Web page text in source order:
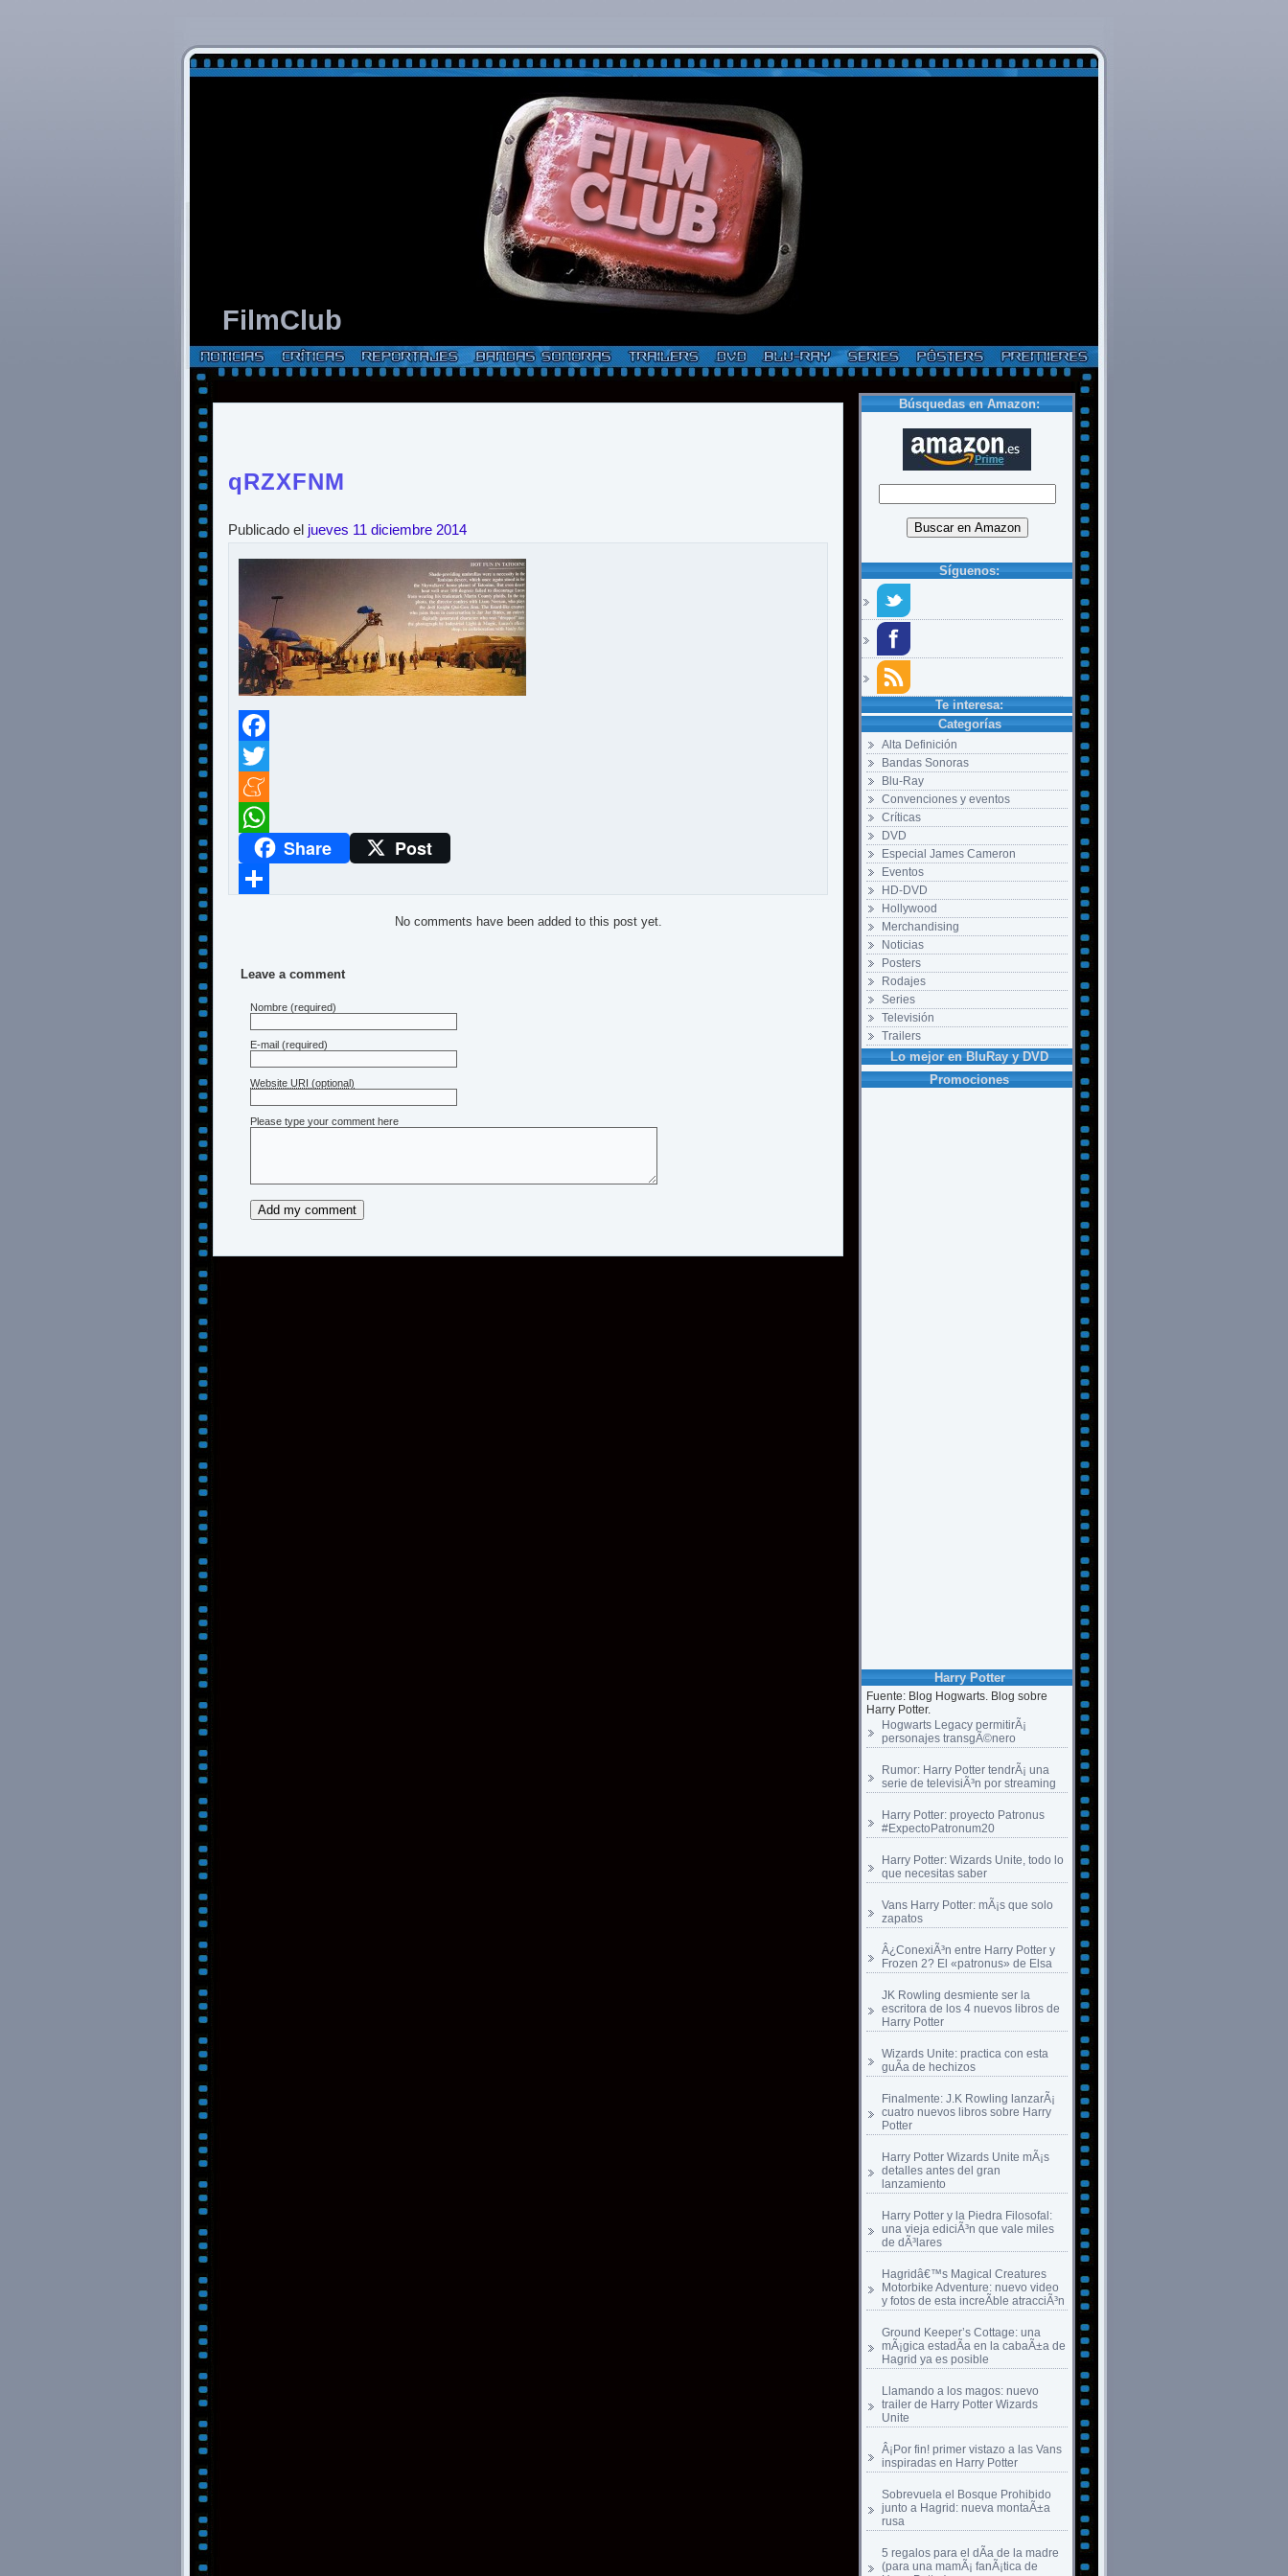
FilmClub
Búsquedas en Amazon:
Síguenos:
Te interesa:
Categorías
Alta Definición
Bandas Sonoras
Blu-Ray
Convenciones y eventos
Críticas
DVD
Especial James Cameron
Eventos
HD-DVD
Hollywood
Merchandising
Noticias
Posters
Rodajes
Series
Televisión
Trailers
Lo mejor en BluRay y DVD
Promociones
Harry Potter
Fuente: Blog Hogwarts. Blog sobre
Harry Potter.
Hogwarts Legacy permitirÃ¡
personajes transgÃ©nero
Rumor: Harry Potter tendrÃ¡ una
serie de televisiÃ³n por streaming
Harry Potter: proyecto Patronus
#ExpectoPatronum20
Harry Potter: Wizards Unite, todo lo
que necesitas saber
Vans Harry Potter: mÃ¡s que solo
zapatos
Â¿ConexiÃ³n entre Harry Potter y
Frozen 2? El «patronus» de Elsa
JK Rowling desmiente ser la
escritora de los 4 nuevos libros de
Harry Potter
Wizards Unite: practica con esta
guÃ­a de hechizos
Finalmente: J.K Rowling lanzarÃ¡
cuatro nuevos libros sobre Harry
Potter
Harry Potter Wizards Unite mÃ¡s
detalles antes del gran
lanzamiento
Harry Potter y la Piedra Filosofal:
una vieja ediciÃ³n que vale miles
de dÃ³lares
Hagridâ€™s Magical Creatures
Motorbike Adventure: nuevo video
y fotos de esta increÃ­ble atracciÃ³n
Ground Keeper’s Cottage: una
mÃ¡gica estadÃ­a en la cabaÃ±a de
Hagrid ya es posible
Llamando a los magos: nuevo
trailer de Harry Potter Wizards
Unite
Â¡Por fin! primer vistazo a las Vans
inspiradas en Harry Potter
Sobrevuela el Bosque Prohibido
junto a Hagrid: nueva montaÃ±a
rusa
5 regalos para el dÃ­a de la madre
(para una mamÃ¡ fanÃ¡tica de
qRZXFNM
Publicado el jueves 11 diciembre 2014
Facebook
Twitter
Meneame
WhatsAppShare Post
No comments have been added to this post yet.
Leave a comment
Nombre (required)
E-mail (required)
Website URI (optional)
Please type your comment here